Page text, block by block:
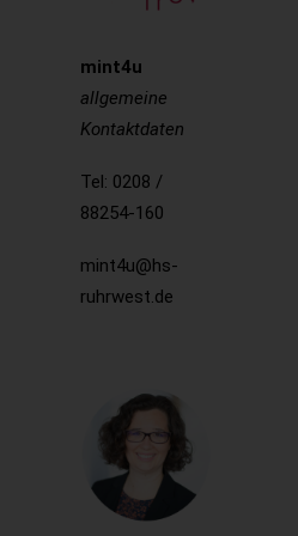
mint4u
allgemeine
Kontaktdaten
Tel: 0208 /
88254-160
mint4u@hs-
ruhrwest.de
geschlossen. Seine Funktionalität ist